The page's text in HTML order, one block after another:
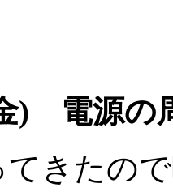
) 電源の
きたの